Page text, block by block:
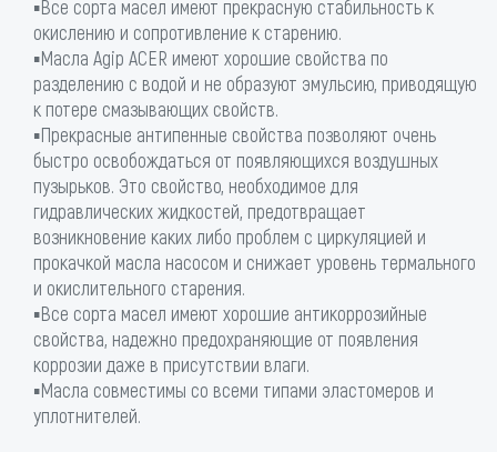
▪Все сорта масел имеют прекрасную стабильность к
окислению и сопротивление к старению.
▪Масла Agip ACER имеют хорошие свойства по
разделению с водой и не образуют эмульсию, приводящую
к потере смазывающих свойств.
▪Прекрасные антипенные свойства позволяют очень
быстро освобождаться от появляющихся воздушных
пузырьков. Это свойство, необходимое для
гидравлических жидкостей, предотвращает
возникновение каких либо проблем с циркуляцией и
прокачкой масла насосом и снижает уровень термального
и окислительного старения.
▪Все сорта масел имеют хорошие антикоррозийные
свойства, надежно предохраняющие от появления
коррозии даже в присутствии влаги.
▪Масла совместимы со всеми типами эластомеров и
уплотнителей.